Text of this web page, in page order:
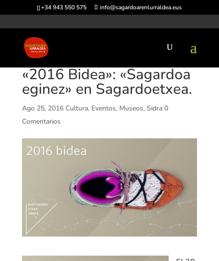
+34 943 550 575 info@sagardoarenlurraldea.eus
«2016 Bidea»: «Sagardoa
eginez» en Sagardoetxea.
Ago 25, 2016 Cultura, Eventos, Museos, Sidra 0
Comentarios